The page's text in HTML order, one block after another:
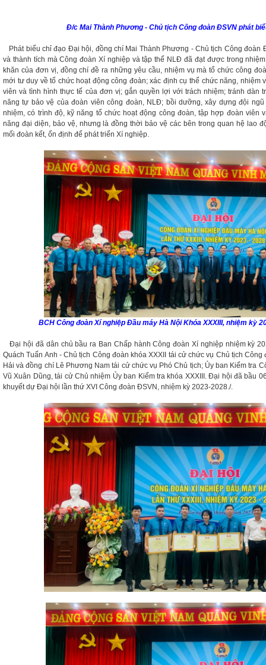
Đ/c Mai Thành Phương - Chủ tịch Công đoàn ĐSVN phát
Phát biểu chỉ đạo Đại hội, đồng chí Mai Thành Phương - Chủ tịch Công đoàn
và thành tích mà Công đoàn Xí nghiệp và tập thể NLĐ đã đạt được trong
khăn của đơn vị, đồng chí đề ra những yêu cầu, nhiệm vụ mà tổ chức công
mới tư duy về tổ chức hoạt động công đoàn; xác định cụ thể chức năng, nhiệm
viên và tình hình thực tế của đơn vị; gắn quyền lợi với trách nhiệm; tránh dàn
năng tự bảo vệ của đoàn viên công đoàn, NLĐ; bồi dưỡng, xây dựng đội
nhiệm, có trình độ, kỹ năng tổ chức hoạt động công đoàn, tập hợp đoàn viên
năng đại diện, bảo vệ, nhưng là đồng thời bảo vệ các bên trong quan hệ lao
mối đoàn kết, ổn định để phát triển Xí nghiệp.
BCH Công đoàn Xí nghiệp Đầu máy Hà Nội Khóa XXXIII, nhiệm kỳ
Đại hội đã dân chủ bầu ra Ban Chấp hành Công đoàn Xí nghiệp nhiệm kỳ
Quách Tuấn Anh - Chủ tịch Công đoàn khóa XXXII tái cử chức vụ Chủ tịch
Hải và đồng chí Lê Phương Nam tái cử chức vụ Phó Chủ tịch; Ủy ban Kiểm tra
Vũ Xuân Dũng, tái cử Chủ nhiệm Ủy ban Kiểm tra khóa XXXIII. Đại hội đã bầu
khuyết dự Đại hội lần thứ XVI Công đoàn ĐSVN, nhiệm kỳ 2023-2028./.